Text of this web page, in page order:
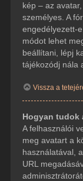
kép – az
személyes. A
engedélyezett-
módot lehet
beállítani, lépj
tájékozódj nála
Vissza a
Hogyan tudok
A felhasználói
meg avatart a
használatával,
URL